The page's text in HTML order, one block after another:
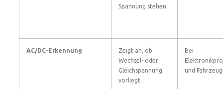
Spannung stehen
AC/DC-Erkennung
Zeigt an, ob
Wechsel- oder
Gleichspannung
vorliegt
Bei
und